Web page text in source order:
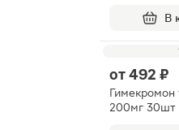
В
от492 ₽
Гимекромон
200мг 30шт